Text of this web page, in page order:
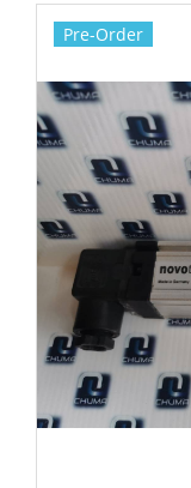
Pre-Order